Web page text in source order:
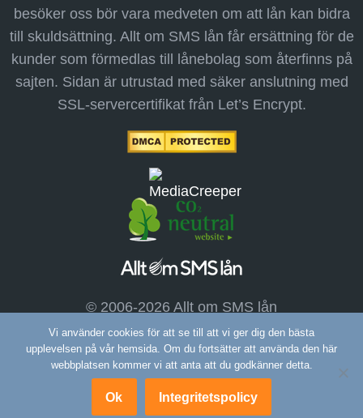
besöker oss bör vara medveten om att lån kan bidra
till skuldsättning. Allt om SMS lån får ersättning för de
kunder som förmedlas till lånebolag som återfinns på
sajten. Sidan är utrustad med säker anslutning med
SSL-servercertifikat från Let’s Encrypt.
© 2006-2026 Allt om SMS lån
Vi använder cookies för att se till att vi ger dig den bästa
upplevelsen på vår hemsida. Om du fortsätter att använda den här
webbplatsen kommer vi att anta att du godkänner detta.
Ok Integritetspolicy